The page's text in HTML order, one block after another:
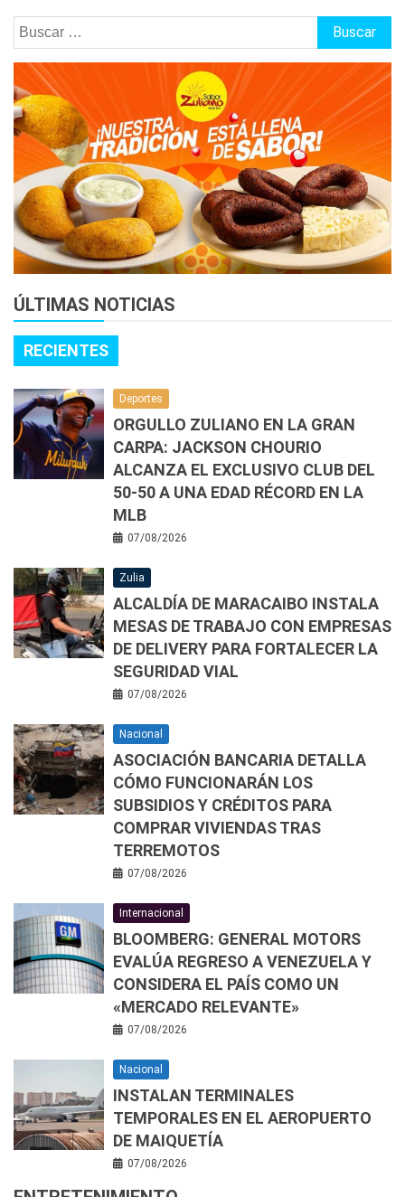
Buscar:
ÚLTIMAS NOTICIAS
RECIENTES
Deportes
ORGULLO ZULIANO EN LA GRAN
CARPA: JACKSON CHOURIO
ALCANZA EL EXCLUSIVO CLUB DEL
50-50 A UNA EDAD RÉCORD EN LA
MLB
07/08/2026
Zulia
ALCALDÍA DE MARACAIBO INSTALA
MESAS DE TRABAJO CON EMPRESAS
DE DELIVERY PARA FORTALECER LA
SEGURIDAD VIAL
07/08/2026
Nacional
ASOCIACIÓN BANCARIA DETALLA
CÓMO FUNCIONARÁN LOS
SUBSIDIOS Y CRÉDITOS PARA
COMPRAR VIVIENDAS TRAS
TERREMOTOS
07/08/2026
Internacional
BLOOMBERG: GENERAL MOTORS
EVALÚA REGRESO A VENEZUELA Y
CONSIDERA EL PAÍS COMO UN
«MERCADO RELEVANTE»
07/08/2026
Nacional
INSTALAN TERMINALES
TEMPORALES EN EL AEROPUERTO
DE MAIQUETÍA
07/08/2026